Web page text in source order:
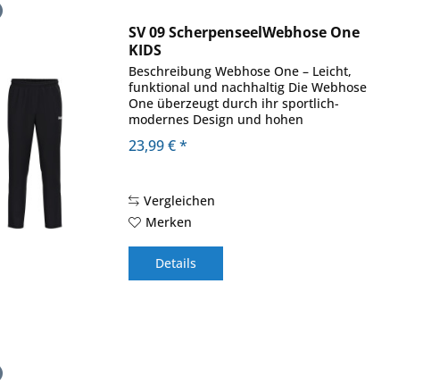
SV 09 ScherpenseelWebhose One
KIDS
Beschreibung Webhose One – Leicht,
funktional und nachhaltig Die Webhose
One überzeugt durch ihr sportlich-
modernes Design und hohen
Reißverschluss sorgt für eine perfekte
23,99 € *
Vergleichen
Merken
Details